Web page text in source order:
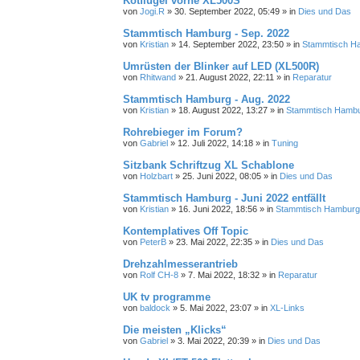
von Jogi.R » 30. September 2022, 05:49 » in Dies und Das
Stammtisch Hamburg - Sep. 2022
von Kristian » 14. September 2022, 23:50 » in Stammtisch
Umrüsten der Blinker auf LED (XL500R)
von Rhitwand » 21. August 2022, 22:11 » in Reparatur
Stammtisch Hamburg - Aug. 2022
von Kristian » 18. August 2022, 13:27 » in Stammtisch
Rohrebieger im Forum?
von Gabriel » 12. Juli 2022, 14:18 » in Tuning
Sitzbank Schriftzug XL Schablone
von Holzbart » 25. Juni 2022, 08:05 » in Dies und Das
Stammtisch Hamburg - Juni 2022 entfällt
von Kristian » 16. Juni 2022, 18:56 » in Stammtisch Hamburg
Kontemplatives Off Topic
von PeterB » 23. Mai 2022, 22:35 » in Dies und Das
Drehzahlmesserantrieb
von Rolf CH-8 » 7. Mai 2022, 18:32 » in Reparatur
UK tv programme
von baldock » 5. Mai 2022, 23:07 » in XL-Links
Die meisten „Klicks“
von Gabriel » 3. Mai 2022, 20:39 » in Dies und Das